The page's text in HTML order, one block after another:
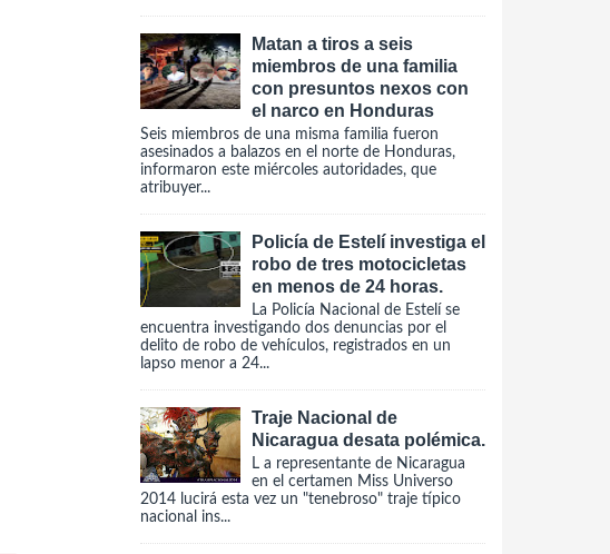
Matan a tiros a seis
miembros de una familia
con presuntos nexos con
el narco en Honduras
Seis miembros de una misma familia fueron
asesinados a balazos en el norte de Honduras,
informaron este miércoles autoridades, que
atribuyer...
Policía de Estelí investiga el
robo de tres motocicletas
en menos de 24 horas.
La Policía Nacional de Estelí se
encuentra investigando dos denuncias por el
delito de robo de vehículos, registrados en un
lapso menor a 24...
Traje Nacional de
Nicaragua desata polémica.
L a representante de Nicaragua
en el certamen Miss Universo
2014 lucirá esta vez un "tenebroso" traje típico
nacional ins...